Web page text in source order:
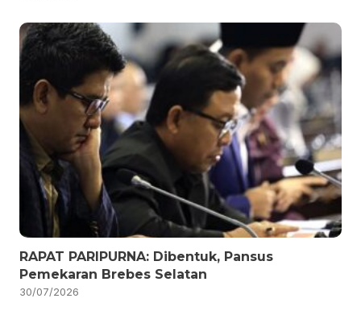
RAPAT PARIPURNA: Dibentuk, Pansus
Pemekaran Brebes Selatan
30/07/2026